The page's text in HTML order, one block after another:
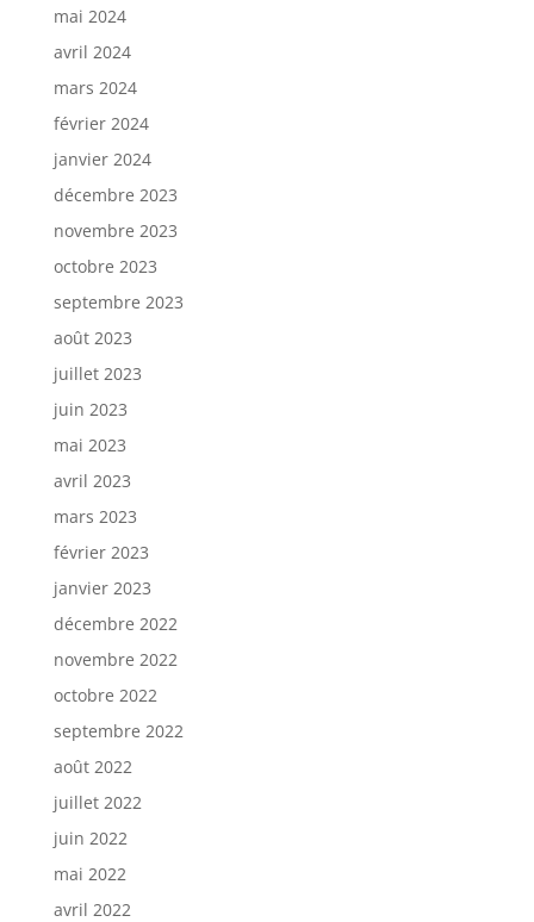
mai 2024
avril 2024
mars 2024
février 2024
janvier 2024
décembre 2023
novembre 2023
octobre 2023
septembre 2023
août 2023
juillet 2023
juin 2023
mai 2023
avril 2023
mars 2023
février 2023
janvier 2023
décembre 2022
novembre 2022
octobre 2022
septembre 2022
août 2022
juillet 2022
juin 2022
mai 2022
avril 2022